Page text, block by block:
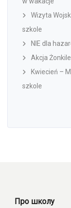
Wizyta
szkole
NIE dla
Akcja
Kwiecień –
szkole
Про школу